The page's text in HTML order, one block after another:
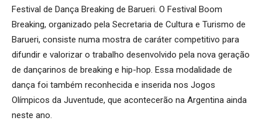
Festival de Dança Breaking de Barueri. O Festival Boom
Breaking, organizado pela Secretaria de Cultura e Turismo de
Barueri, consiste numa mostra de caráter competitivo para
difundir e valorizar o trabalho desenvolvido pela nova geração
de dançarinos de breaking e hip-hop. Essa modalidade de
dança foi também reconhecida e inserida nos Jogos
Olímpicos da Juventude, que acontecerão na Argentina ainda
neste ano.